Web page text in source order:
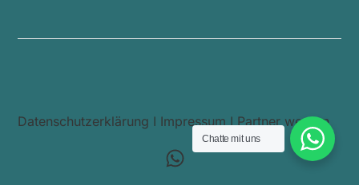
Datenschutzerklärung I ImpressumIPartner werden
Chatte mit uns